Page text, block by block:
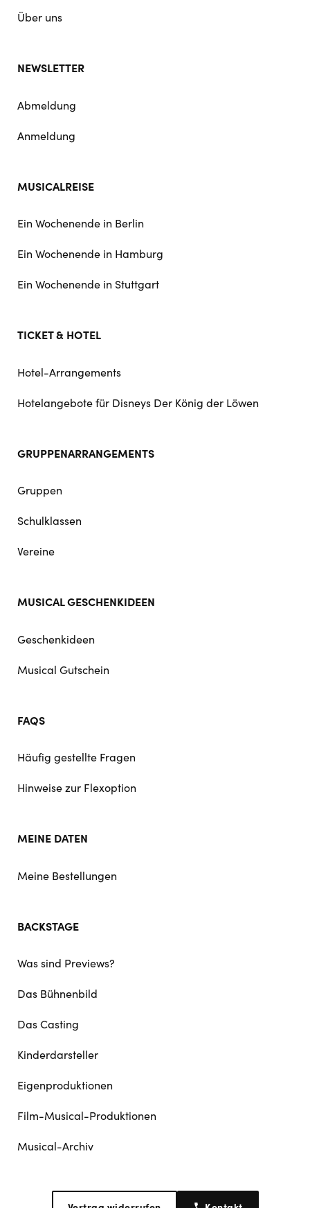
Über uns
NEWSLETTER
Abmeldung
Anmeldung
MUSICALREISE
Ein Wochenende in Berlin
Ein Wochenende in Hamburg
Ein Wochenende in Stuttgart
TICKET & HOTEL
Hotel-Arrangements
Hotelangebote für Disneys Der König der Löwen
GRUPPENARRANGEMENTS
Gruppen
Schulklassen
Vereine
MUSICAL GESCHENKIDEEN
Geschenkideen
Musical Gutschein
FAQS
Häufig gestellte Fragen
Hinweise zur Flexoption
MEINE DATEN
Meine Bestellungen
BACKSTAGE
Was sind Previews?
Das Bühnenbild
Das Casting
Kinderdarsteller
Eigenproduktionen
Film-Musical-Produktionen
Musical-Archiv